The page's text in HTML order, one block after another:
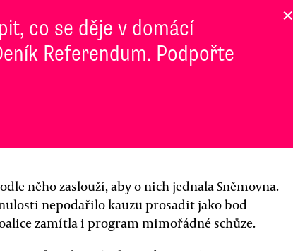
co se děje v domácí
Referendum. Podpořte
×
něho zaslouží, aby o nich jednala Sněmovna.
nepodařilo kauzu prosadit jako bod
zamítla i program mimořádné schůze.